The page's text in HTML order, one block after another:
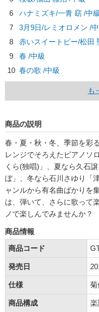
6
ハナミズキ/一青 窈 /中級
7
3月9日/レミオロメン /
8
赤いスイートピー/松田
9
春 /中級
10 春の歌 /中級
も
商品の説明
春・夏・秋・冬、季節を彩
レンジでそろえたピアノソ
くら(独唱)」、夏なら久石
ぼ」、冬なら石川さゆり「
ャンルから有名曲ばかりを
は、弾いて、さらに歌って
ノで楽しんでみませんか？
商品情報
商品コード
発売日
仕様 菊
商品構成 楽